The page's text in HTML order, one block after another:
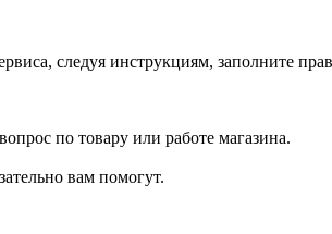
следуя инструкциям, заполните
по товару или работе магазина.
вам помогут.